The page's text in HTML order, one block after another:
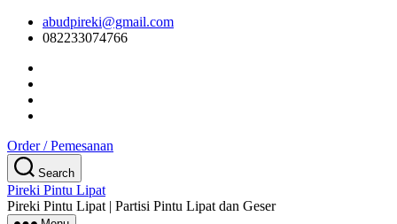
Skip
content
abudpireki@gmail.com
082233074766
Order / Pemesanan
Search
Pireki Pintu Lipat
Pireki Pintu Lipat | Partisi Pintu Lipat dan Geser